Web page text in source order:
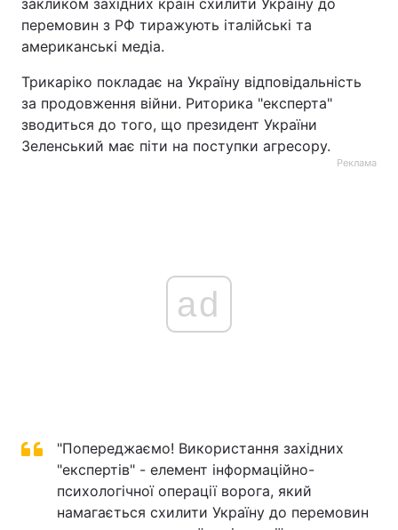
перемовин з РФ тиражують італійські та
американські медіа.
Трикаріко покладає на Україну відповідальність
за продовження війни. Риторика "експерта"
зводиться до того, що президент України
Зеленський має піти на поступки агресору.
Реклама
ad
"Попереджаємо! Використання західних
"експертів" - елемент інформаційно-
психологічної операції ворога, який
намагається схилити Україну до перемовин